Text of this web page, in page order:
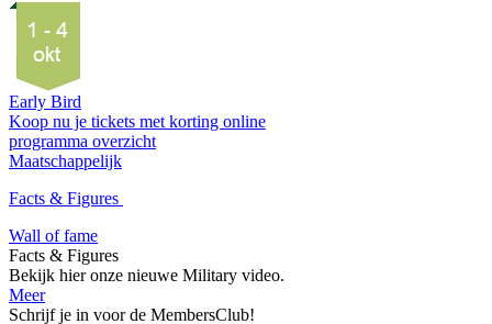
Early Bird
Koop nu je tickets met korting online
programma overzicht
Maatschappelijk
Facts & Figures
Wall of fame
Facts & Figures
Bekijk hier onze nieuwe Military video.
Meer
Schrijf je in voor de MembersClub!